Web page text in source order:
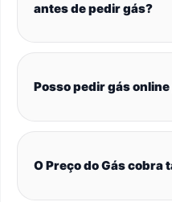
antes de pedir gás?
Posso pedir gás
O Preço do Gás cobra